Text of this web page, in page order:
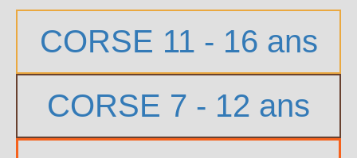
CORSE 11 - 16 ans
CORSE 7 - 12 ans